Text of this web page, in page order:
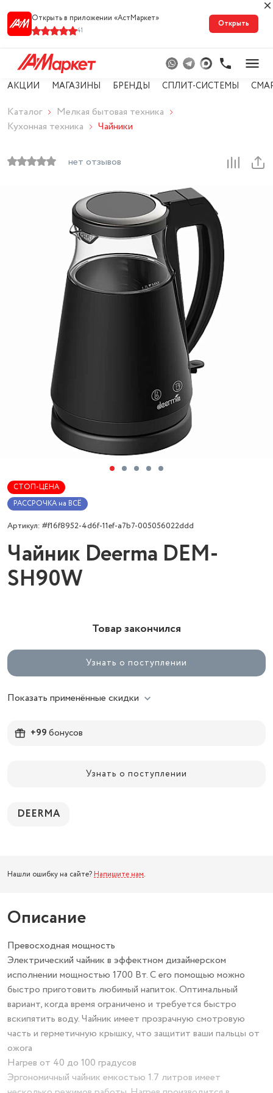
Открыть в приложении «АстМарке‪т‬»
41
Открыть
АКЦИИ МАГАЗИНЫ БРЕНДЫ СПЛИТ-СИСТЕМЫ
Каталог
Мелкая бытовая техника
Кухонная техника
Чайники
нет отзывов
СТОП-ЦЕНА
РАССРОЧКА на ВСЁ
Артикул: #f16f8952-4d6f-11ef-a7b7-005056022ddd
Чайник Deerma DEM-
SH90W
Товар закончился
Узнать о поступлении
Показать применённые скидки
+99бонусов
Узнать о поступлении
DEERMA
Нашли ошибку на сайте? Напишите нам.
Описание
Превосходная мощность
Электрический чайник в эффектном дизайнерском
исполнении мощностью 1700 Вт. С его помощью можно
быстро приготовить любимый напиток. Оптимальный
вариант, когда время ограничено и требуется быстро
вскипятить воду. Чайник имеет прозрачную смотровую
часть и герметичную крышку, что защитит ваши пальцы от
ожога
Нагрев от 40 до 100 градусов
Эргономичный чайник емкостью 1.7 литров имеет